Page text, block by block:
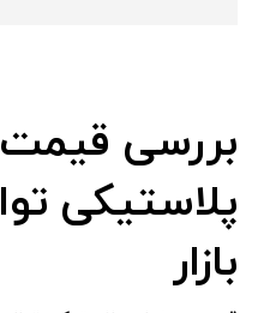
بررسی
پلاستیکی
بازار